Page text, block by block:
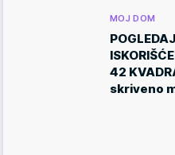
MOJ DOM
42
skriveno